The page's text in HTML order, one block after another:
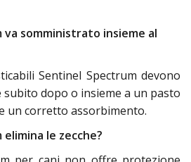
va somministrato insieme al
Sentinel Spectrum devono
dopo o insieme a un pasto
un corretto assorbimento.
le zecche?